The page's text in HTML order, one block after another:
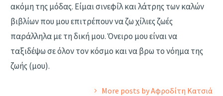
ακόμη της μόδας. Είμαι σινεφίλ και λάτρης των καλών
βιβλίων που μου επιτρέπουν να ζω χίλιες ζωές
παράλληλα με τη δική μου. Όνειρο μου είναι να
ταξιδέψω σε όλον τον κόσμο και να βρω το νόημα της
ζωής (μου).
More posts by Αφροδίτη Κατσιά